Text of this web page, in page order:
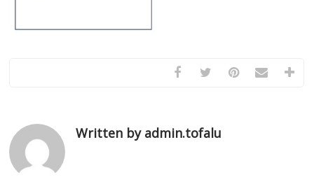
Written by admin.tofalu